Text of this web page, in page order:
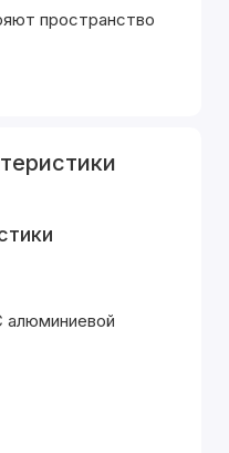
пространство
алюминиевой